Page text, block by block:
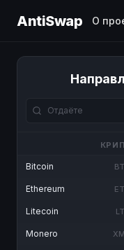
AntiSwap О
Bitcoin
Ethereum
Litecoin
Monero